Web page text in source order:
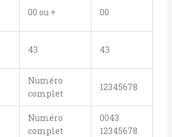
00 ou + 00
43 43
Numéro
complet
12345678
Numéro
complet
0043
12345678